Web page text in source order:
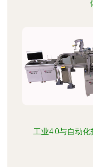
工业4.0与自动